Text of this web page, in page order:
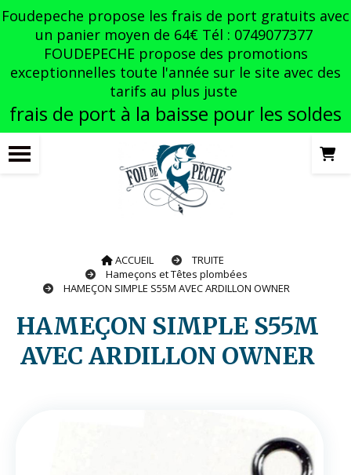
Foudepeche propose les frais de port gratuits avec
un panier moyen de 64€ Tél : 0749077377
FOUDEPECHE propose des promotions
exceptionnelles toute l'année sur le site avec des
tarifs au plus juste
frais de port à la baisse pour les soldes
ACCUEIL
TRUITE
Hameçons et Têtes plombées
HAMEÇON SIMPLE S55M AVEC ARDILLON OWNER
HAMEÇON SIMPLE S55M
AVEC ARDILLON OWNER